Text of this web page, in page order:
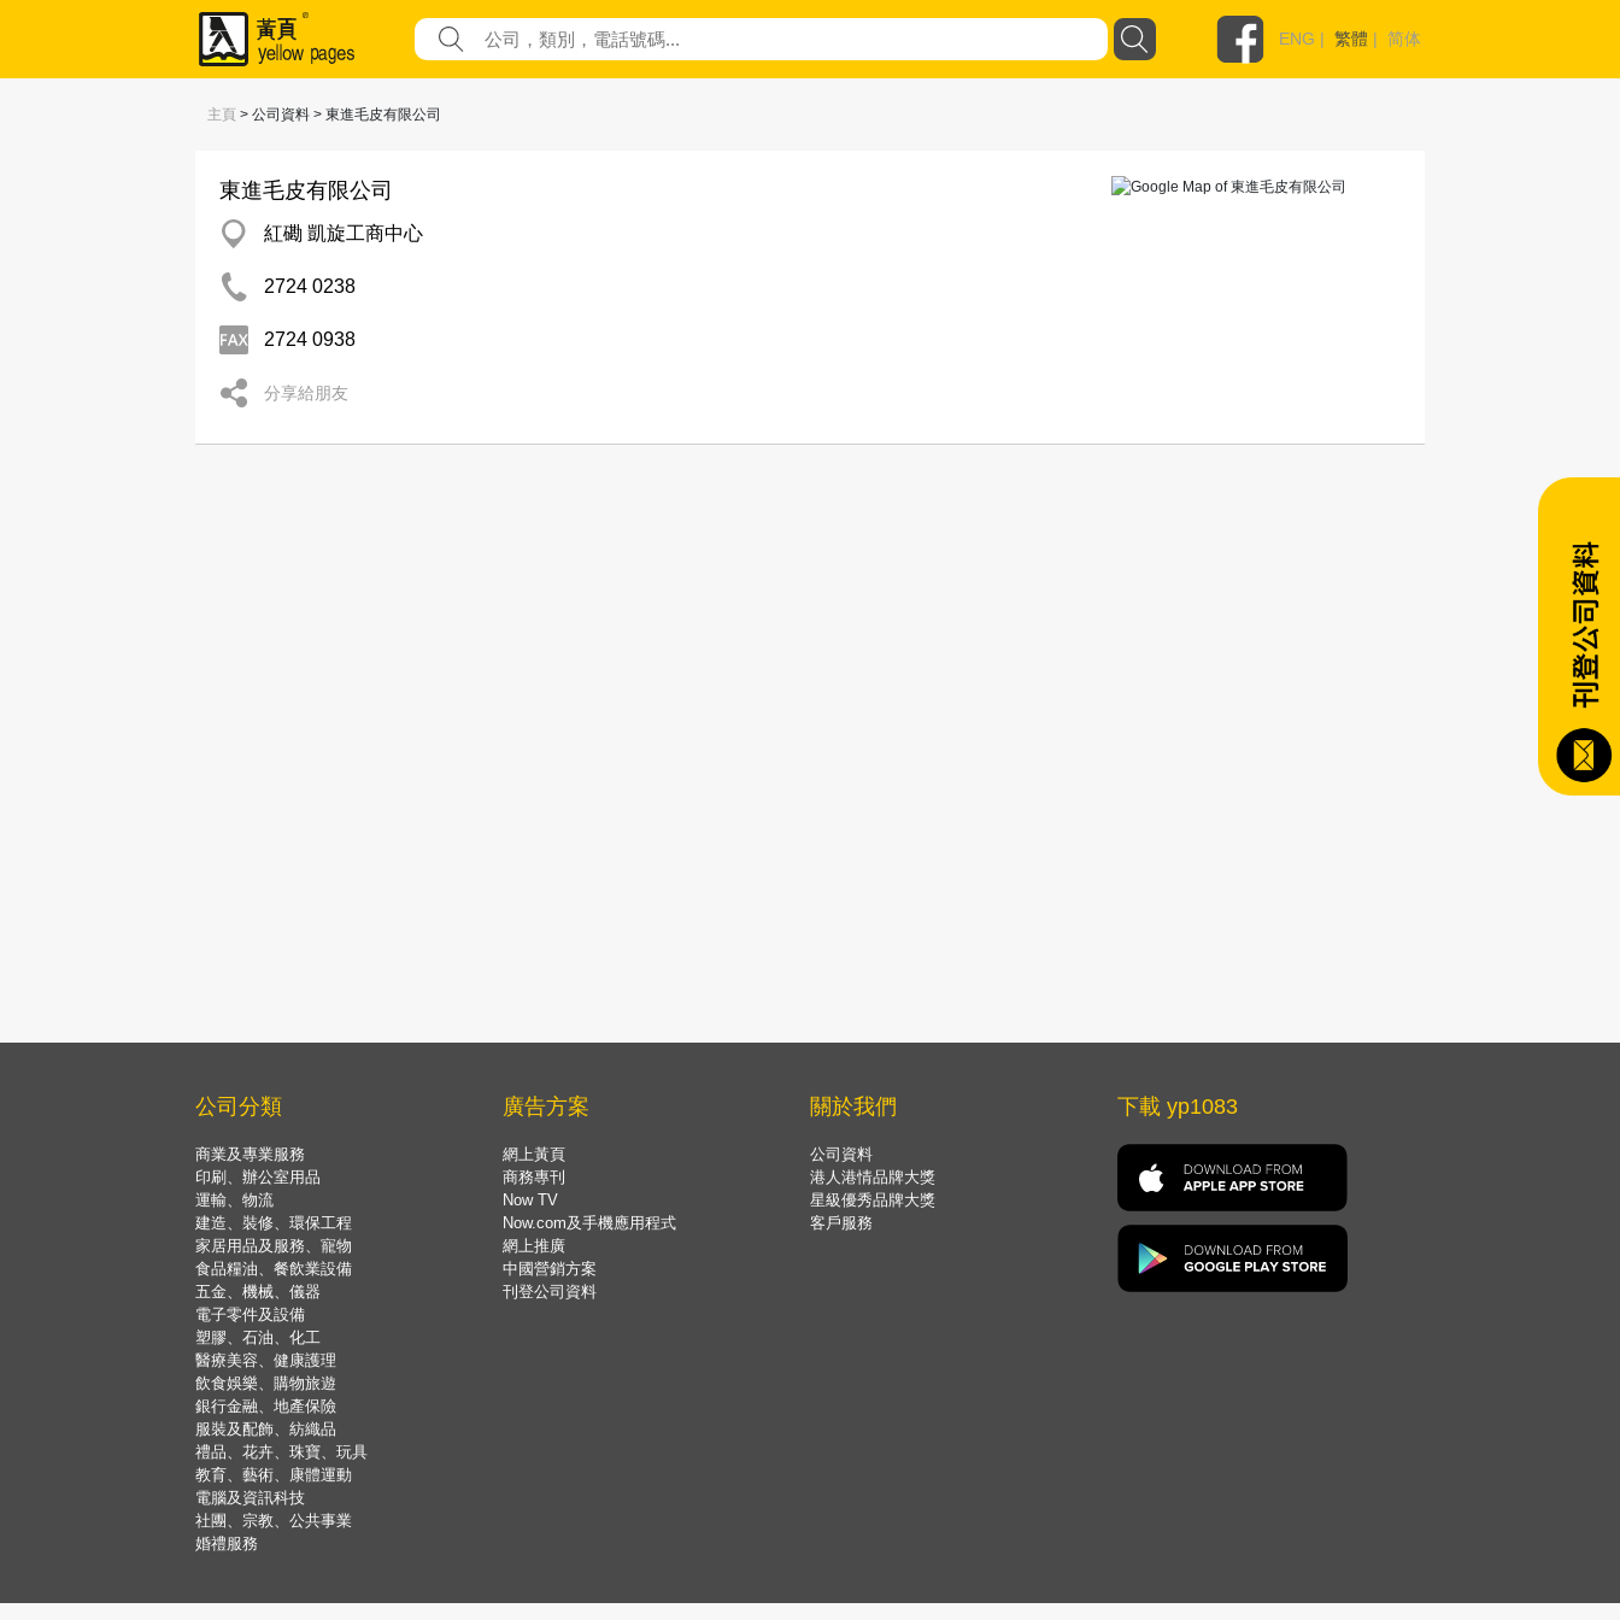
ENG | 繁體 | 简体
主頁 > 公司資料 > 東進毛皮有限公司
東進毛皮有限公司
紅磡 凱旋工商中心
2724 0238
2724 0938
分享給朋友
公司分類
商業及專業服務
印刷、辦公室用品
運輸、物流
建造、裝修、環保工程
家居用品及服務、寵物
食品糧油、餐飲業設備
五金、機械、儀器
電子零件及設備
塑膠、石油、化工
醫療美容、健康護理
飲食娛樂、購物旅遊
銀行金融、地產保險
服裝及配飾、紡織品
禮品、花卉、珠寶、玩具
教育、藝術、康體運動
電腦及資訊科技
社團、宗教、公共事業
婚禮服務
廣告方案
網上黃頁
商務專刊
Now TV
Now.com及手機應用程式
網上推廣
中國營銷方案
刊登公司資料
關於我們
公司資料
港人港情品牌大獎
星級優秀品牌大獎
客戶服務
下載 yp1083